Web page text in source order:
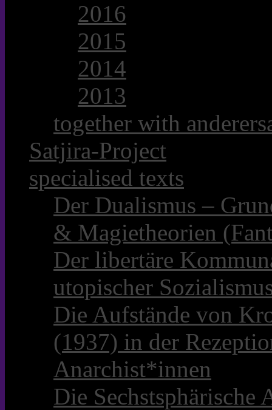
2016
2015
2014
2013
together with
Satjira-Project
specialised texts
Der Dualismus –
& Magietheorien
Der libertäre
utopischer
Die Aufstände von
(1937) in der
Anarchist*innen
Die Sechstsphärische